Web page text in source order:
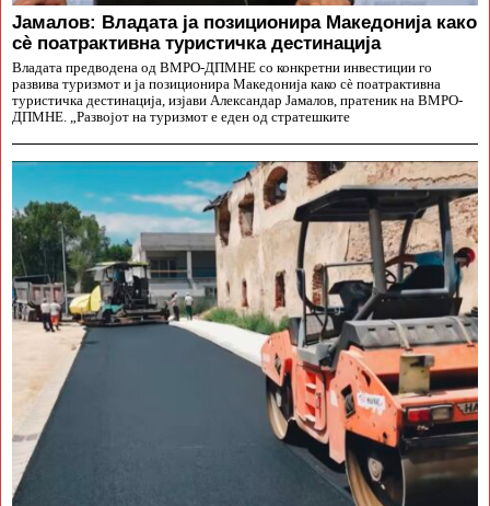
Јамалов: Владата ја позиционира Македонија како
сè поатрактивна туристичка дестинација
Владата предводена од ВМРО-ДПМНЕ со конкретни инвестиции го
развива туризмот и ја позиционира Македонија како сè поатрактивна
туристичка дестинација, изјави Александар Јамалов, пратеник на ВМРО-
ДПМНЕ. „Развојот на туризмот е еден од стратешките